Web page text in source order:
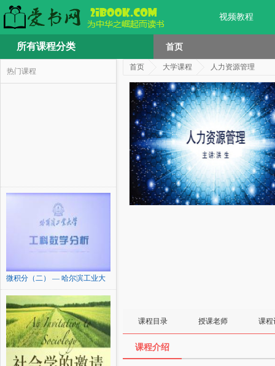
视频教程
所有课程分类 首页
热门课程
微积分（二） — 哈尔滨工业大
学
首页 大学课程 人力资源管理
课程目录 授课老师 课程
课程介绍